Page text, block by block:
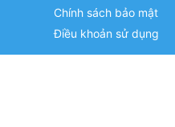
Chính sách bảo mật
Điều khoản sử dụng